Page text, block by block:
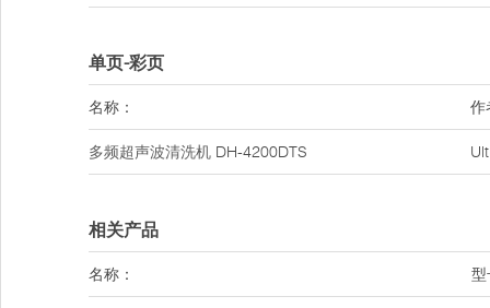
单页-彩页
名称： 作
多频超声波清洗机 DH-4200DTS
相关产品
名称： 型